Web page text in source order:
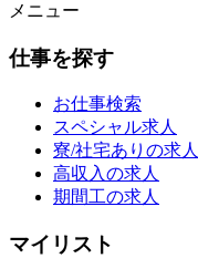
メニュー
仕事を探す
お仕事検索
スペシャル求人
寮/社宅ありの求人
高収入の求人
期間工の求人
マイリスト